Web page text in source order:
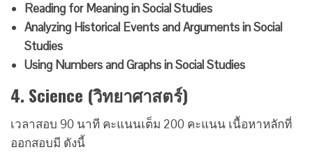
Reading for Meaning in Social Studies
Analyzing Historical Events and Arguments in Social
Studies
Using Numbers and Graphs in Social Studies
4. Science (วิทยาศาสตร์)
เวลาสอบ 90 นาที คะแนนเต็ม 200 คะแนน เนื้อหาหลักที่
ออกสอบมี ดังนี้